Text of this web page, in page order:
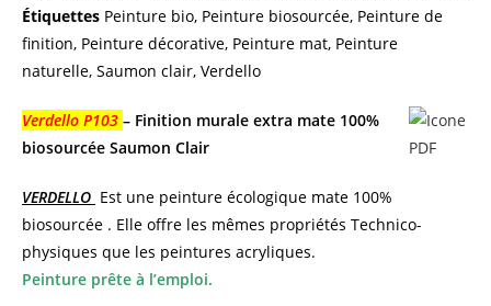
Étiquettes Peinture bio, Peinture biosourcée, Peinture de
finition, Peinture décorative, Peinture mat, Peinture
naturelle, Saumon clair, Verdello
Verdello P103 – Finition murale extra mate 100%
biosourcée Saumon Clair
VERDELLO Est une peinture écologique mate 100%
biosourcée . Elle offre les mêmes propriétés Technico-
physiques que les peintures acryliques.
Peinture prête à l’emploi.